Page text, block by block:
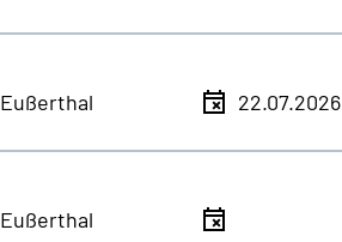
Eußerthal 22.07.2026
Eußerthal